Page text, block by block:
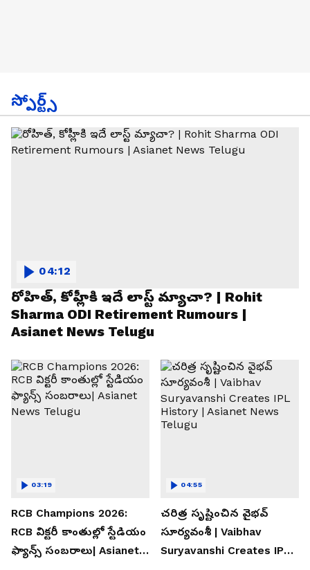
స్పోర్ట్స్
రోహిత్, కోహ్లీకి ఇదే లాస్ట్ మ్యాచా? | Rohit
Sharma ODI Retirement Rumours |
Asianet News Telugu
04:12
RCB Champions 2026:
RCB విక్టరీ కాంతుల్లో స్టేడియం
ఫ్యాన్స్ సంబరాలు| Asianet
03:19
చరిత్ర సృష్టించిన వైభవ్
సూర్యవంశీ | Vaibhav
Suryavanshi Creates IPL
04:55